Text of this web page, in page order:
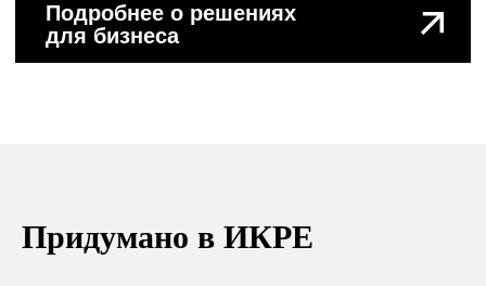
Придумано в ИКРЕ
+7